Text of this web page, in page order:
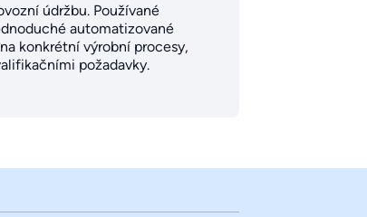
údržbu. Používané
automatizované
konkrétní výrobní procesy,
požadavky.